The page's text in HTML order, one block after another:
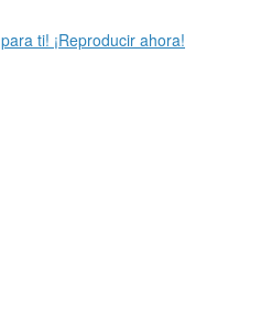
ti! ¡Reproducir ahora!